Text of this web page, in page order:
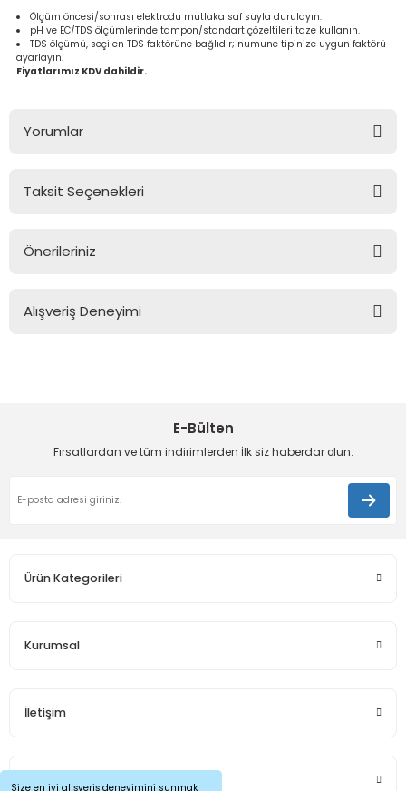
Size en iyi alışveriş deneyimini sunmak
Ölçüm öncesi/sonrası elektrodu mutlaka saf suyla durulayın.
pH ve EC/TDS ölçümlerinde tampon/standart çözeltileri taze kullanın.
TDS ölçümü, seçilen TDS faktörüne bağlıdır; numune tipinize uygun faktörü
ayarlayın.
Fiyatlarımız KDV dahildir.
Yorumlar
Bu ürüne ilk yorumu siz yapın!
Taksit Seçenekleri
Önerileriniz
konularda yetersiz gördüğünüz noktaları öneri formunu
kullanarak tarafımıza iletebilirsiniz.
Ürün bilgilerinde hatalar bulunuyor.
Alışveriş Deneyimi
Deneyimini Paylaş
E-Bülten
Fırsatlardan ve tüm indirimlerden İlk siz haberdar olun.
Ürün Kategorileri
Kurumsal
İletişim